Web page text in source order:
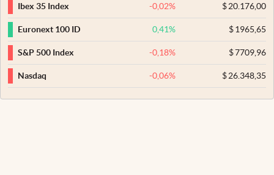
Ibex 35 Index
-0,02% $20.176,00
Euronext 100 ID 0,41% $1965,65
S&P 500 Index -0,18% $7709,96
Nasdaq -0,06% $26.348,35